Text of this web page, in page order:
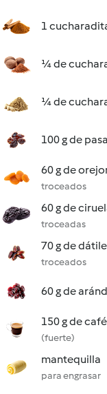
1
¼ de
¼ de
100 g de
60 g de
troceados
60 g de
troceadas
70 g de
troceados
60 g de
150 g de
(fuerte)
mantequilla
para engrasar